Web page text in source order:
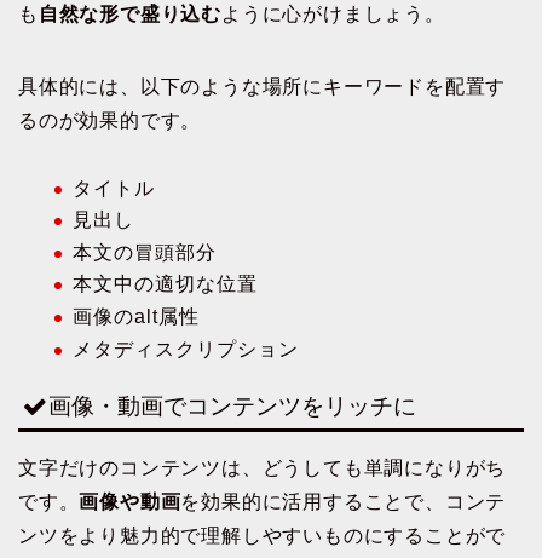
も 自然な形で盛り込むように心がけましょう。
具体的には、以下のような場所にキーワードを配置す
るのが効果的です。
タイトル
見出し
本文の冒頭部分
本文中の適切な位置
画像のalt属性
メタディスクリプション
画像・動画でコンテンツをリッチに
文字だけのコンテンツは、どうしても単調になりがち
です。画像や動画を効果的に活用することで、コンテ
ンツをより魅力的で理解しやすいものにすることがで